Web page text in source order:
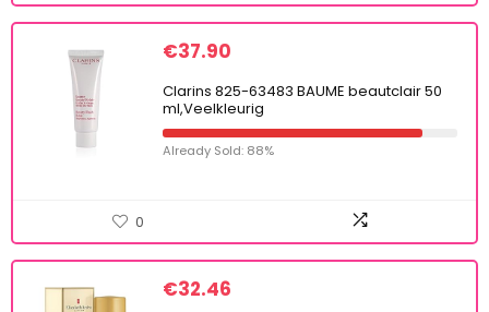
€37.90
Clarins 825-63483 BAUME beautclair 50
ml,Veelkleurig
Already Sold: 88%
0
€32.46